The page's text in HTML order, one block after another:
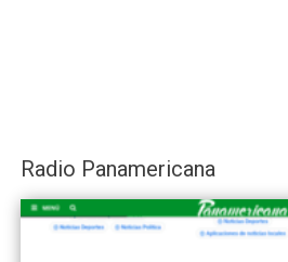
Radio Panamericana